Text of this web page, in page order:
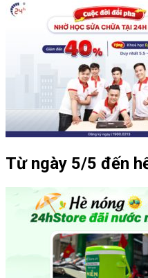
Từ ngày 5/5 đến